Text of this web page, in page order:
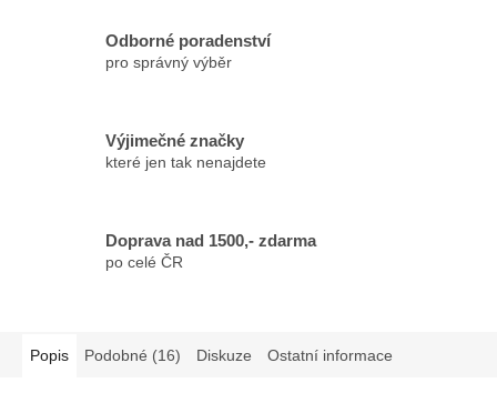
Odborné poradenství
pro správný výběr
Výjimečné značky
které jen tak nenajdete
Doprava nad 1500,- zdarma
po celé ČR
Popis Podobné (16) Diskuze Ostatní informace